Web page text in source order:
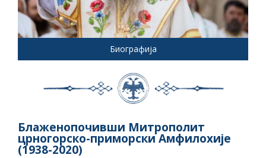
Биографија
Блаженопочивши Митрополит
црногорско-приморски Амфилохије
(1938-2020)